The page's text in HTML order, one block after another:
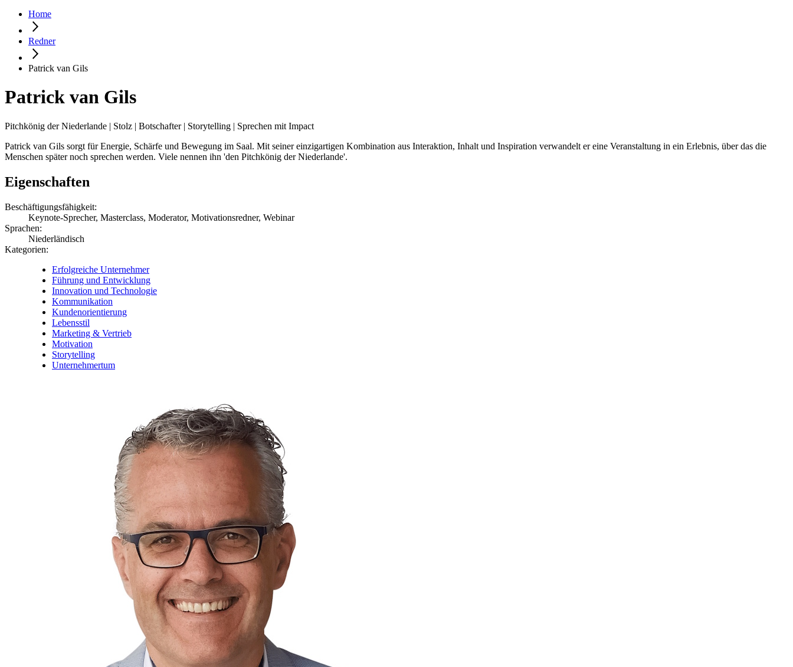
Home
Redner
Patrick van Gils
Patrick van Gils
Pitchkönig der Niederlande | Stolz | Botschafter | Storytelling | Sprechen mit Impact
Patrick van Gils sorgt für Energie, Schärfe und Bewegung im Saal. Mit seiner einzigartigen Kombination aus Interaktion, Inhalt und Inspiration verwandelt er eine Veranstaltung in ein Erlebnis, über das die
Menschen später noch sprechen werden. Viele nennen ihn 'den Pitchkönig der Niederlande'.
Eigenschaften
Beschäftigungsfähigkeit:
Keynote-Sprecher, Masterclass, Moderator, Motivationsredner, Webinar
Sprachen:
Niederländisch
Kategorien:
Erfolgreiche Unternehmer
Führung und Entwicklung
Innovation und Technologie
Kommunikation
Kundenorientierung
Lebensstil
Marketing & Vertrieb
Motivation
Storytelling
Unternehmertum